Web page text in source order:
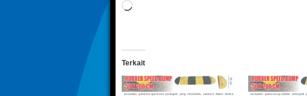
Memuat...
Terkait